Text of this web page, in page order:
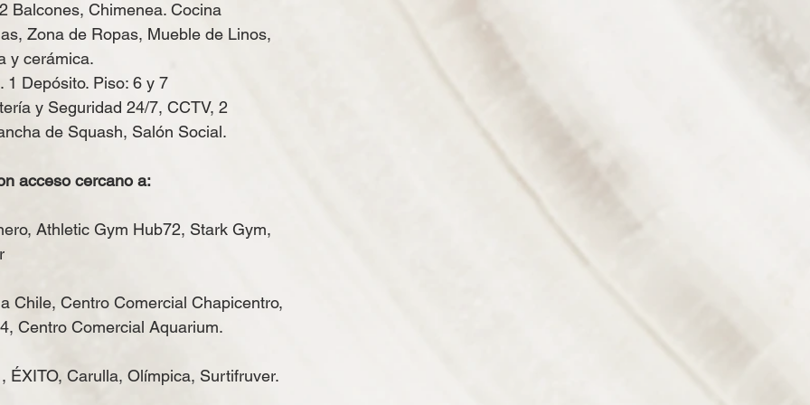
Balcones, Chimenea. Cocina
Zona de Ropas, Mueble de Linos,
y cerámica.
1 Depósito. Piso: 6 y 7
y Seguridad 24/7, CCTV, 2
de Squash, Salón Social.
acceso cercano a:
Athletic Gym Hub72, Stark Gym,
Chile, Centro Comercial Chapicentro,
Centro Comercial Aquarium.
ÉXITO, Carulla, Olímpica, Surtifruver.